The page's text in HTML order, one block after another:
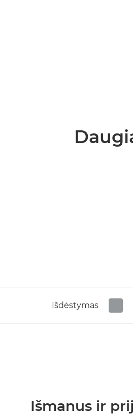
Išdėstymas
Išmanus ir